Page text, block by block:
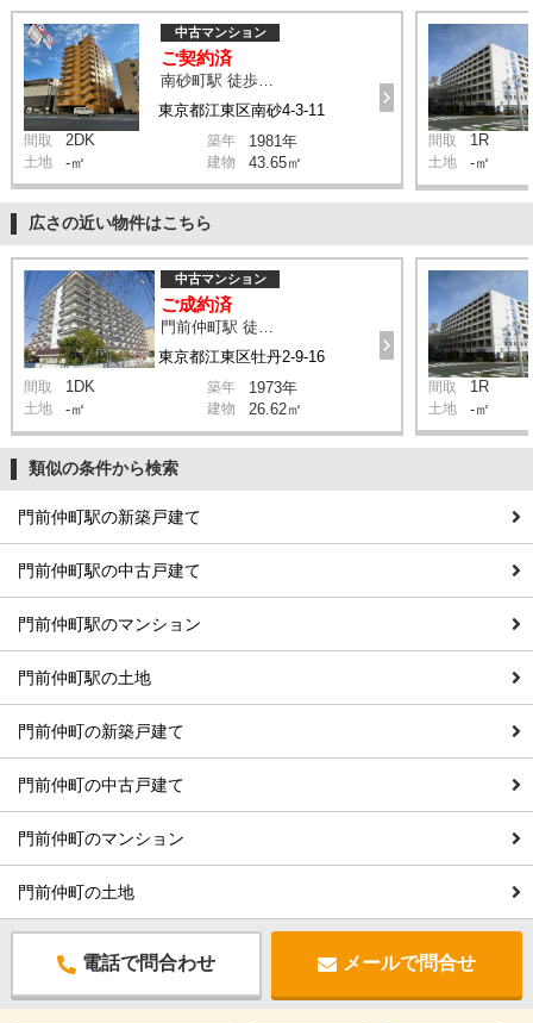
東京都江東区南砂4-3-11
中古マンション
ご契約済
南砂町駅 徒歩10分
間取 2DK 築年 1981年
土地 -㎡ 建物 43.65㎡
間取 1R
土地 -㎡
広さの近い物件はこちら
東京都江東区牡丹2-9-16
中古マンション
ご成約済
間取 1DK 築年 1973年
土地 -㎡ 建物 26.62㎡
間取 1R
土地 -㎡
類似の条件から検索
門前仲町駅の新築戸建て
門前仲町駅の中古戸建て
門前仲町駅のマンション
門前仲町駅の土地
門前仲町の新築戸建て
門前仲町の中古戸建て
門前仲町のマンション
門前仲町の土地
電話で問合わせ メールで問合せ